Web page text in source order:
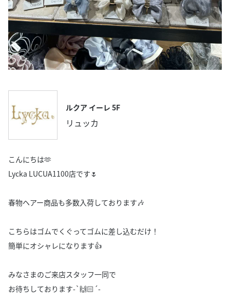
ルクア イーレ 5F
リュッカ
こんにちは🫶
Lycka LUCUA1100店です‎🌷
春物ヘアー商品も多数入荷しております🎶
こちらはゴムでくぐってゴムに差し込むだけ！
簡単にオシャレになります👍
みなさまのご来店スタッフ一同で
お待ちしております-`🙌🏻´-